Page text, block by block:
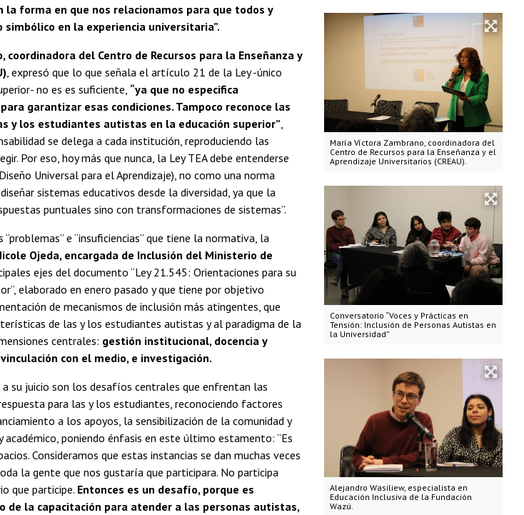
María Víctora Zambrano, coordinadora del
Centro de Recursos para la Enseñanza y el
Aprendizaje Universitarios (CREAU).
Conversatorio “Voces y Prácticas en
Tensión: Inclusión de Personas Autistas en
la Universidad”
Alejandro Wasiliew, especialista en
Educación Inclusiva de la Fundación
Wazú.
la forma en que nos relacionamos para que todos y
en la experiencia universitaria”.
coordinadora del Centro de Recursos para la Enseñanza y
, expresó que lo que señala el artículo 21 de la Ley -único
no es es suficiente, “ya que no especifica
garantizar esas condiciones. Tampoco reconoce las
y los estudiantes autistas en la educación superior”
se delega a cada institución, reproduciendo las
Por eso, hoy más que nunca, la Ley TEA debe entenderse
Universal para el Aprendizaje), no como una norma
sistemas educativos desde la diversidad, ya que la
puntuales sino con transformaciones de sistemas”.
e “insuficiencias” que tiene la normativa, la
Ojeda, encargada de Inclusión del Ministerio de
ejes del documento “Ley 21.545: Orientaciones para su
elaborado en enero pasado y que tiene por objetivo
de mecanismos de inclusión más atingentes, que
de las y los estudiantes autistas y al paradigma de la
centrales: gestión institucional, docencia y
con el medio, e investigación.
su juicio son los desafíos centrales que enfrentan las
para las y los estudiantes, reconociendo factores
a los apoyos, la sensibilización de la comunidad y
poniendo énfasis en este último estamento: “Es
Consideramos que estas instancias se dan muchas veces
la gente que nos gustaría que participara. No participa
que participe. Entonces es un desafío, porque es
de la capacitación para atender a las personas autistas,